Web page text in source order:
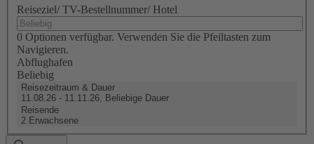
Reiseziel/ TV-Bestellnummer/ Hotel
0 Optionen verfügbar. Verwenden Sie die Pfeiltasten zum
Navigieren.
Abflughafen
Beliebig
Reisezeitraum & Dauer
11.08.26 - 11.11.26, Beliebige Dauer
Reisende
2 Erwachsene